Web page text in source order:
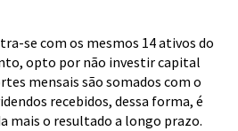
se com os mesmos 14 ativos do
opto por não investir capital
mensais são somados com o
recebidos, dessa forma, é
mais o resultado a longo prazo.